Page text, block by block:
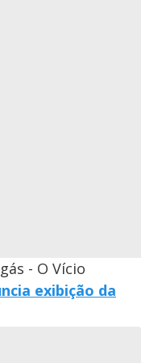
- O Vício
exibição da